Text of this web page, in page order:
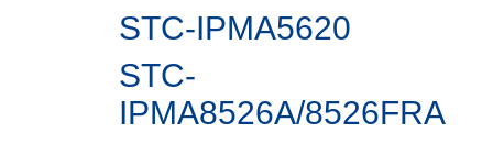
STC-IPMА5620
STC-
IPMA8526A/8526FRA